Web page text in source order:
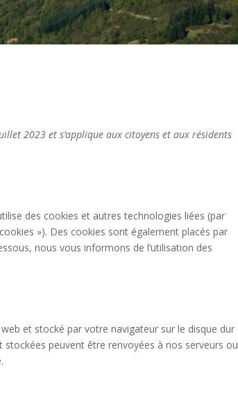
2023 et s’applique aux citoyens et aux résidents
des cookies et autres technologies liées (par
»). Des cookies sont également placés par
nous vous informons de l’utilisation des
et stocké par votre navigateur sur le disque dur
peuvent être renvoyées à nos serveurs ou